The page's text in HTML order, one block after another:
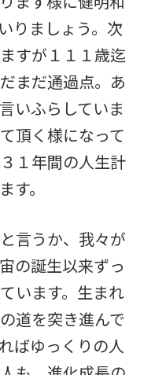
りましょう。次
すが１１１歳迄
まだ通過点。あ
いふらしていま
頂く様になって
１年間の人生計
す。
言うか、我々が
の誕生以来ずっ
います。生まれ
道を突き進んで
ばゆっくりの人